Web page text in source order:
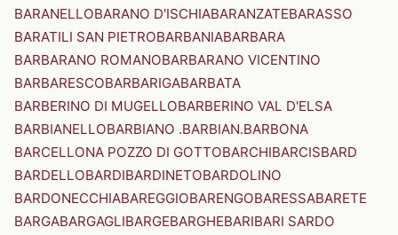
BARANELLOBARANO D'ISCHIABARANZATEBARASSO
BARATILI SAN PIETROBARBANIABARBARA
BARBARANO ROMANOBARBARANO VICENTINO
BARBARESCOBARBARIGABARBATA
BARBERINO DI MUGELLOBARBERINO VAL D'ELSA
BARBIANELLOBARBIANO .BARBIAN.BARBONA
BARCELLONA POZZO DI GOTTOBARCHIBARCISBARD
BARDELLOBARDIBARDINETOBARDOLINO
BARDONECCHIABAREGGIOBARENGOBARESSABARETE
BARGABARGAGLIBARGEBARGHEBARIBARI SARDO